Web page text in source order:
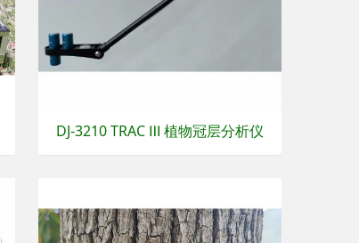
DJ-3210 TRAC Ⅲ 植物冠层分析仪